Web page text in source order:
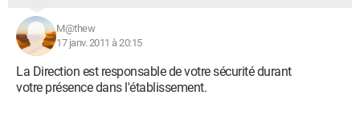
M@thew
17 janv. 2011 à 20:15
La Direction est responsable de votre sécurité durant
votre présence dans l'établissement.